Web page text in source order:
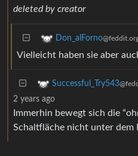
deleted by creator
Don_alForno
Vielleicht haben sie aber
Successful_Try543
2 years ago
Immerhin bewegt sich die
Schaltfläche nicht unter dem